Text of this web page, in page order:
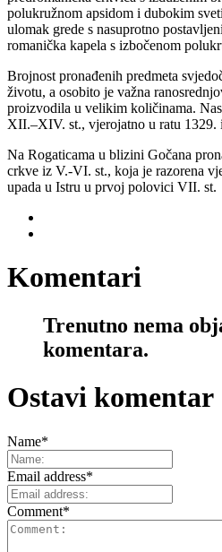
polukružnom apsidom i dubokim
ulomak grede s nasuprotno
romanička kapela s izbočenom
Brojnost pronađenih predmeta
životu, a osobito je važna
proizvodila u velikim količinama.
XII.–XIV. st., vjerojatno u ratu 1329.
Na Rogaticama u blizini Gočana
crkve iz V.-VI. st., koja je razorena
upada u Istru u prvoj polovici VII. st.
Komentari
Trenutno nema
komentara.
Ostavi komentar
Name*
Email address*
Comment*